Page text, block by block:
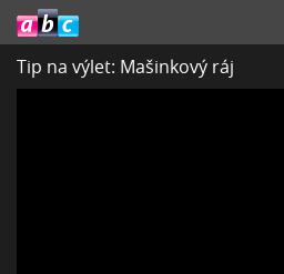
Tip na výlet: Mašinkový ráj